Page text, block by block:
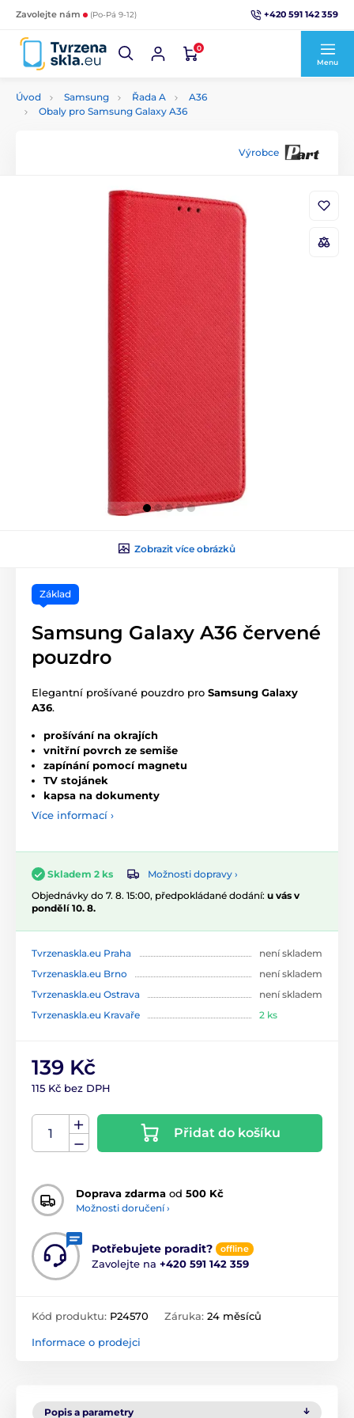
Zavolejte nám (Po-Pá 9-12) +420 591 142 359
0
Menu
Úvod Samsung Řada A
A36
Obaly pro Samsung Galaxy A36
Výrobce
Zobrazit více obrázků
Základ
Samsung Galaxy A36 červené
pouzdro
Elegantní prošívané pouzdro pro Samsung Galaxy
A36.
prošívání na okrajích
vnitřní povrch ze semiše
zapínání pomocí magnetu
TV stojánek
kapsa na dokumenty
Více informací ›
Skladem 2 ks
Možnosti dopravy ›
Objednávky do 7. 8. 15:00, předpokládané dodání: u vás v
pondělí 10. 8.
Tvrzenaskla.eu Praha
není skladem
Tvrzenaskla.eu Brno
není skladem
Tvrzenaskla.eu Ostrava
není skladem
Tvrzenaskla.eu Kravaře
2 ks
139 Kč
115 Kč bez DPH
Přidat do košíku
Doprava zdarma od 500 Kč
Možnosti doručení ›
Potřebujete poradit? offline
Zavolejte na +420 591 142 359
Kód produktu: P24570 Záruka: 24 měsíců
Informace o prodejci
Popis a parametry